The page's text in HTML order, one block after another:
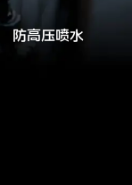
防高压喷水